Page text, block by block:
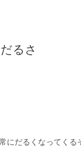
るさ
にだるくなってくる